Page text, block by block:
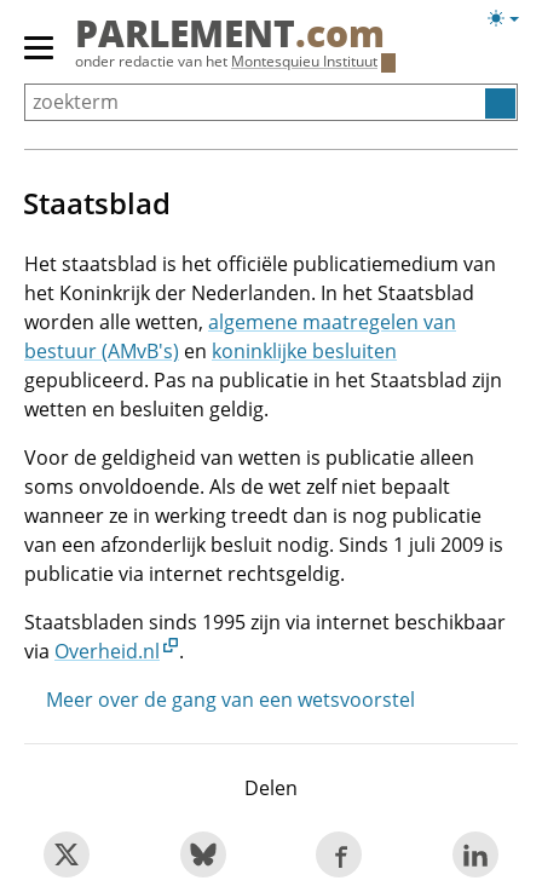
Overslaan
Primair
menu
tonen/verbergen
PARLEMENT.com
onder redactie van het Montesquieu Instituut
Staatsblad
Het staatsblad is het officiële publicatiemedium van
het Koninkrijk der Nederlanden. In het Staatsblad
worden alle wetten, algemene maatregelen van
bestuur (AMvB's) en koninklijke besluiten
gepubliceerd. Pas na publicatie in het Staatsblad zijn
wetten en besluiten geldig.
Voor de geldigheid van wetten is publicatie alleen
soms onvoldoende. Als de wet zelf niet bepaalt
wanneer ze in werking treedt dan is nog publicatie
van een afzonderlijk besluit nodig. Sinds 1 juli 2009 is
publicatie via internet rechtsgeldig.
Staatsbladen sinds 1995 zijn via internet beschikbaar
via Overheid.nl
.
Meer over de gang van een wetsvoorstel
Delen